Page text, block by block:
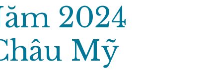
2024
Mỹ